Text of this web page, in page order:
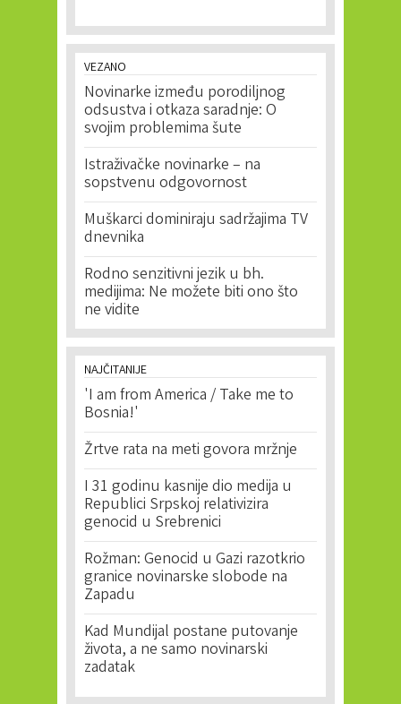
VEZANO
Novinarke između porodiljnog
odsustva i otkaza saradnje: O
svojim problemima šute
Istraživačke novinarke – na
sopstvenu odgovornost
Muškarci dominiraju sadržajima TV
dnevnika
Rodno senzitivni jezik u bh.
medijima: Ne možete biti ono što
ne vidite
NAJČITANIJE
'I am from America / Take me to
Bosnia!'
Žrtve rata na meti govora mržnje
I 31 godinu kasnije dio medija u
Republici Srpskoj relativizira
genocid u Srebrenici
Rožman: Genocid u Gazi razotkrio
granice novinarske slobode na
Zapadu
Kad Mundijal postane putovanje
života, a ne samo novinarski
zadatak